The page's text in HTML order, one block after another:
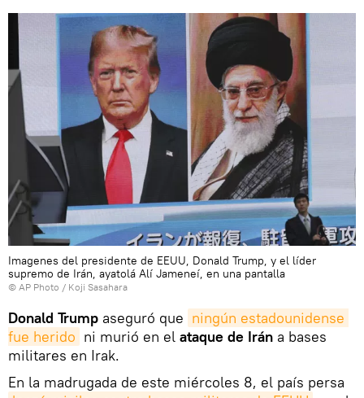
Imagenes del presidente de EEUU, Donald Trump, y el líder
supremo de Irán, ayatolá Alí Jameneí, en una pantalla
© AP Photo / Koji Sasahara
Donald Trump aseguró que ningún estadounidense
fue herido ni murió en el ataque de Irán a bases
militares en Irak.
En la madrugada de este miércoles 8, el país persa